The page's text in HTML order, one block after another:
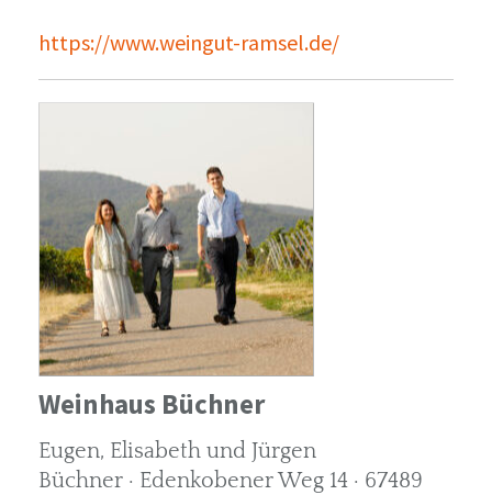
https://www.weingut-ramsel.de/
Weinhaus Büchner
Eugen, Elisabeth und Jürgen
Büchner · Edenkobener Weg 14 · 67489